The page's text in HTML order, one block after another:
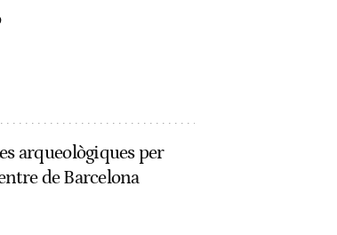
arqueològiques per
de Barcelona